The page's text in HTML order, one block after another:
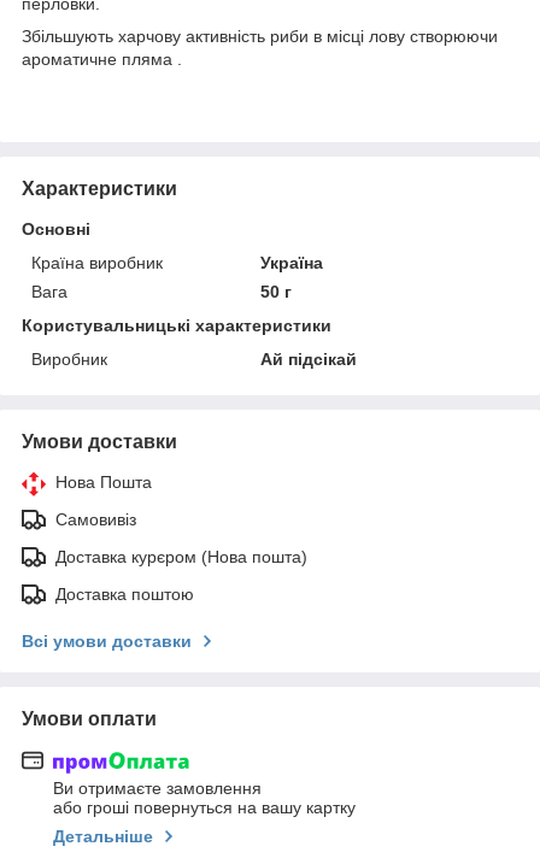
Збільшують харчову активність риби в місці лову створюючи
ароматичне пляма .
Характеристики
Основні
Країна виробник
Україна
Вага
50 г
Користувальницькі характеристики
Виробник
Ай підсікай
Умови доставки
Нова Пошта
Самовивіз
Доставка курєром (Нова пошта)
Доставка поштою
Всі умови доставки
Умови оплати
Ви отримаєте замовлення
або гроші повернуться на вашу картку
Детальніше